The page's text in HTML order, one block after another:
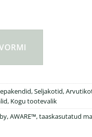
,Seljakotid,
, Kogu tootevalik
,AWARE™,taaskasutatud